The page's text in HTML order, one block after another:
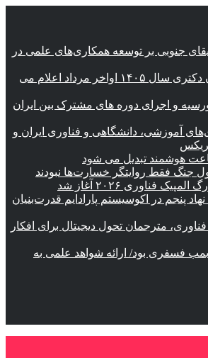
جنوبی بر توسعه همکاری‌های علمی در
نتایج نهایی آزمون دکتری سال ۱۴۰۵ اواخر مرداد اعلام می
و اجرای دوره های مشترک بین ایران
آموزشی، دانشگاهی و فناوری ایران و
هوشمند تبدیل می شود
جنگ فقط روایتگر خسارت‌ها نبودند
فناوری ۲۰۲۶ آغاز شد
پنجم در اکوسیستم پارادایم قدرت‌بنیان
مترجمان تحول دیجیتال برای افکار
بمب فسفری بود/ ارائه شواهد علمی به